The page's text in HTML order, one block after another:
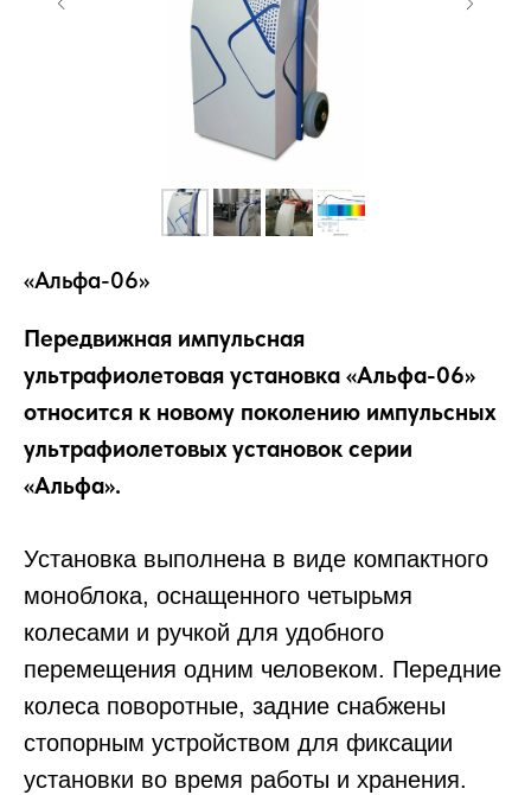
«Альфа-06»
Передвижная импульсная
ультрафиолетовая установка «Альфа-06»
относится к новому поколению импульсных
ультрафиолетовых установок серии
«Альфа».
Установка выполнена в виде компактного
моноблока, оснащенного четырьмя
колесами и ручкой для удобного
перемещения одним человеком. Передние
колеса поворотные, задние снабжены
стопорным устройством для фиксации
установки во время работы и хранения.